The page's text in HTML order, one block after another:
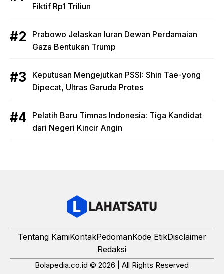
Fiktif Rp1 Triliun
Prabowo Jelaskan Iuran Dewan Perdamaian
Gaza Bentukan Trump
Keputusan Mengejutkan PSSI: Shin Tae-yong
Dipecat, Ultras Garuda Protes
Pelatih Baru Timnas Indonesia: Tiga Kandidat
dari Negeri Kincir Angin
Tentang KamiKontakPedomanKode EtikDisclaimer
Redaksi
Bolapedia.co.id © 2026 | All Rights Reserved